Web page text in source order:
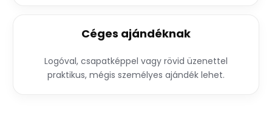
Céges ajándéknak
Logóval, csapatképpel vagy rövid üzenettel
praktikus, mégis személyes ajándék lehet.